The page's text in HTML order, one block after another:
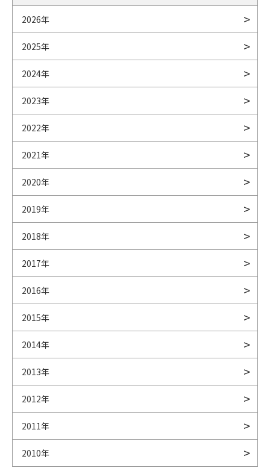
2026年
2025年
2024年
2023年
2022年
2021年
2020年
2019年
2018年
2017年
2016年
2015年
2014年
2013年
2012年
2011年
2010年